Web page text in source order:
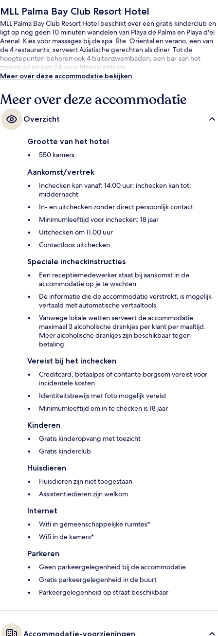
MLL Palma Bay Club Resort Hotel
MLL Palma Bay Club Resort Hotel beschikt over een gratis kinderclub en
ligt op nog geen 10 minuten wandelen van Playa de Palma en Playa d'el
Arenal. Kies voor massages bij de spa. Rte. Oriental en verano, een van
de 4 restaurants, serveert Aziatische gerechten als diner. Tot de
hoogtepunten behoren ook 4 buitenzwembaden, een bar aan het
zwembad en een 24-uurs fitnesscentrum.
Meer over deze accommodatie bekijken
Meer over deze accommodatie
Overzicht
Grootte van het hotel
550 kamers
Aankomst/vertrek
Inchecken kan vanaf: 14.00 uur; inchecken kan tot:
middernacht
In- en uitchecken zonder direct persoonlijk contact
Minimumleeftijd voor inchecken: 18 jaar
Uitchecken om 11.00 uur
Contactloos uitchecken
Speciale incheckinstructies
Een receptiemedewerker staat bij aankomst in de
accommodatie op je te wachten.
De informatie die de accommodatie verstrekt, is mogelijk
vertaald met automatische vertaaltools
Vanwege lokale wetten serveert de accommodatie
maximaal 3 alcoholische drankjes per klant per maaltijd.
Meer alcoholische drankjes zijn beschikbaar tegen
betaling.
Vereist bij het inchecken
Creditcard, betaalpas of contante borgsom vereist voor
incidentele kosten
Identiteitsbewijs met foto mogelijk vereist
Minimumleeftijd om in te checken is 18 jaar
Kinderen
Gratis kinderopvang met toezicht
Gratis kinderclub
Huisdieren
Huisdieren zijn niet toegestaan
Assistentiedieren zijn welkom
Internet
Wifi in gemeenschappelijke ruimtes*
Wifi in de kamers*
Parkeren
Geen parkeergelegenheid bij de accommodatie
Gratis parkeergelegenheid in de buurt
Parkeergelegenheid op straat beschikbaar
Accommodatie-voorzieningen